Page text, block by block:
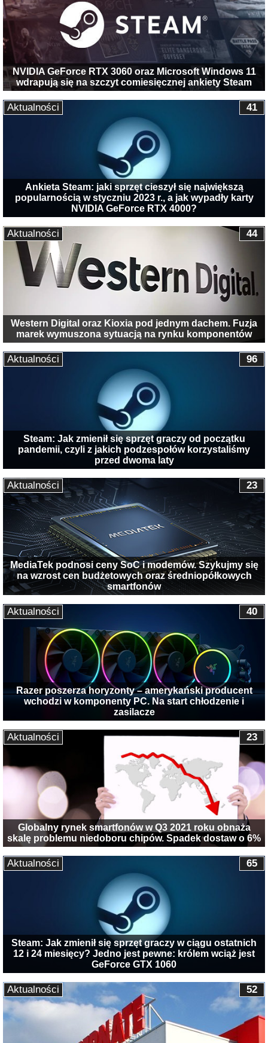
NVIDIA GeForce RTX 3060 oraz Microsoft Windows 11
wdrapują się na szczyt comiesięcznej ankiety Steam
Ankieta Steam: jaki sprzęt cieszył się największą
popularnością w styczniu 2023 r., a jak wypadły karty
NVIDIA GeForce RTX 4000?
41
Aktualności
Western Digital oraz Kioxia pod jednym dachem. Fuzja
marek wymuszona sytuacją na rynku komponentów
44
Aktualności
Steam: Jak zmienił się sprzęt graczy od początku
pandemii, czyli z jakich podzespołów korzystaliśmy
przed dwoma laty
96
Aktualności
MediaTek podnosi ceny SoC i modemów. Szykujmy się
na wzrost cen budżetowych oraz średniopółkowych
smartfonów
23
Aktualności
Razer poszerza horyzonty – amerykański producent
wchodzi w komponenty PC. Na start chłodzenie i
zasilacze
40
Aktualności
Globalny rynek smartfonów w Q3 2021 roku obnaża
skalę problemu niedoboru chipów. Spadek dostaw o 6%
23
Aktualności
Steam: Jak zmienił się sprzęt graczy w ciągu ostatnich
12 i 24 miesięcy? Jedno jest pewne: królem wciąż jest
GeForce GTX 1060
65
Aktualności
52
Aktualności